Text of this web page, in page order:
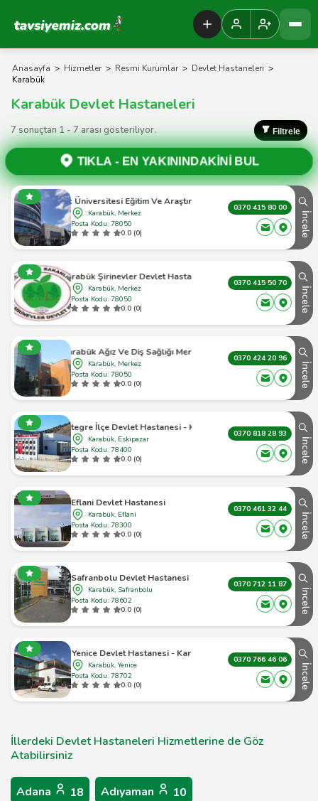
Tavsiyemiz Anasayfa
Anasayfa > Hizmetler > Resmi Kurumlar > Devlet Hastaneleri >
Karabük
Karabük Devlet Hastaneleri
7 sonuçtan 1 - 7 arası gösteriliyor. Filtrele
TIKLA -EN YAKININDAKİNİ BUL
Karabük Üniversitesi Eğitim Ve Araştırma Hastanesi
Karabük, Merkez
Posta Kodu: 78050
0.0 (0)
0370 415 80 00
İncele
Karabük Şirinevler Devlet Hastanesi
Karabük, Merkez
Posta Kodu: 78050
0.0 (0)
0370 415 50 70
İncele
Karabük Ağız Ve Diş Sağlığı Merkezi
Karabük, Merkez
Posta Kodu: 78050
0.0 (0)
0370 424 20 96
İncele
Entegre İlçe Devlet Hastanesi - Karabük Eskipazar - 1
Karabük, Eskipazar
Posta Kodu: 78400
0.0 (0)
0370 818 28 93
İncele
Eflani Devlet Hastanesi
Karabük, Eflani
Posta Kodu: 78300
0.0 (0)
0370 461 32 44
İncele
Safranbolu Devlet Hastanesi
Karabük, Safranbolu
Posta Kodu: 78602
0.0 (0)
0370 712 11 87
İncele
Karabük Yenice Devlet Hastanesi - Karabük Yenice - 1
Karabük, Yenice
Posta Kodu: 78702
0.0 (0)
0370 766 46 06
İncele
İllerdeki Devlet Hastaneleri Hizmetlerine de Göz
Atabilirsiniz
Adana 18 Adıyaman 10